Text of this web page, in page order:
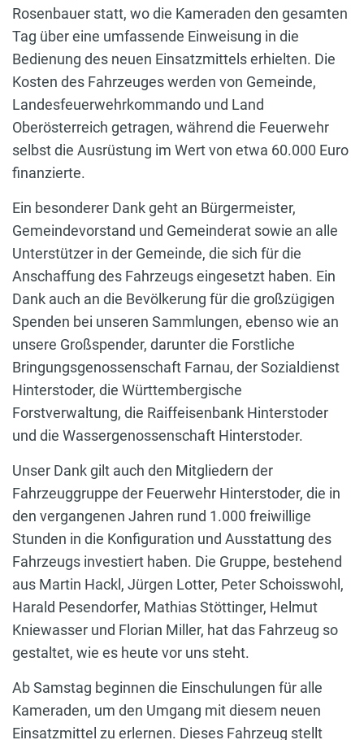
Rosenbauer statt, wo die Kameraden den gesamten
Tag über eine umfassende Einweisung in die
Bedienung des neuen Einsatzmittels erhielten. Die
Kosten des Fahrzeuges werden von Gemeinde,
Landesfeuerwehrkommando und Land
Oberösterreich getragen, während die Feuerwehr
selbst die Ausrüstung im Wert von etwa 60.000 Euro
finanzierte.
Ein besonderer Dank geht an Bürgermeister,
Gemeindevorstand und Gemeinderat sowie an alle
Unterstützer in der Gemeinde, die sich für die
Anschaffung des Fahrzeugs eingesetzt haben. Ein
Dank auch an die Bevölkerung für die großzügigen
Spenden bei unseren Sammlungen, ebenso wie an
unsere Großspender, darunter die Forstliche
Bringungsgenossenschaft Farnau, der Sozialdienst
Hinterstoder, die Württembergische
Forstverwaltung, die Raiffeisenbank Hinterstoder
und die Wassergenossenschaft Hinterstoder.
Unser Dank gilt auch den Mitgliedern der
Fahrzeuggruppe der Feuerwehr Hinterstoder, die in
den vergangenen Jahren rund 1.000 freiwillige
Stunden in die Konfiguration und Ausstattung des
Fahrzeugs investiert haben. Die Gruppe, bestehend
aus Martin Hackl, Jürgen Lotter, Peter Schoisswohl,
Harald Pesendorfer, Mathias Stöttinger, Helmut
Kniewasser und Florian Miller, hat das Fahrzeug so
gestaltet, wie es heute vor uns steht.
Ab Samstag beginnen die Einschulungen für alle
Kameraden, um den Umgang mit diesem neuen
Einsatzmittel zu erlernen. Dieses Fahrzeug stellt